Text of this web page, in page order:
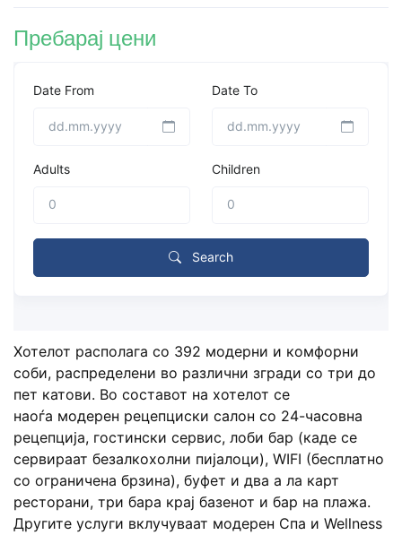
Пребарај цени
Хотелот располага со 392 модерни и комфорни
соби, распределени во различни згради со три до
пет катови. Во составот на хотелот се
наоѓа модерен рецепциски салон со 24-часовна
рецепција, гостински сервис, лоби бар (каде се
сервираат безалкохолни пијалоци), WIFI (бесплатно
со ограничена брзина), буфет и два а ла карт
ресторани, три бара крај базенот и бар на плажа.
Другите услуги вклучуваат модерен Спа и Wellness